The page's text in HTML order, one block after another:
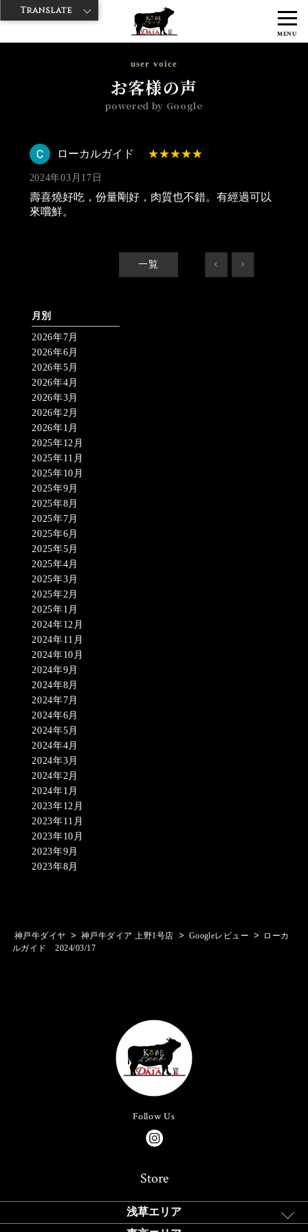
MENU
神戸牛ダイヤ > 神戸牛ダイア 上野1号店
ローカ
user voice
お客様の声
powered by Google
ローカルガイド
2024年03月17日
壽喜燒好吃，份量剛好，肉質也不錯。有經過可以
來嚐鮮。
一覧 < >
月別
2026年7月
2026年6月
2026年5月
2026年4月
2026年3月
2026年2月
2026年1月
2025年12月
2025年11月
2025年10月
2025年9月
2025年8月
2025年7月
2025年6月
2025年5月
2025年4月
2025年3月
2025年2月
2025年1月
2024年12月
2024年11月
2024年10月
2024年9月
2024年8月
2024年7月
2024年6月
2024年5月
2024年4月
2024年3月
2024年2月
2024年1月
2023年12月
2023年11月
2023年10月
2023年9月
2023年8月
神戸牛ダイヤ > 神戸牛ダイア 上野1号店 > Googleレビュー >
ローカ
ルガイド 2024/03/17
Follow Us
Store
浅草エリア
Translate